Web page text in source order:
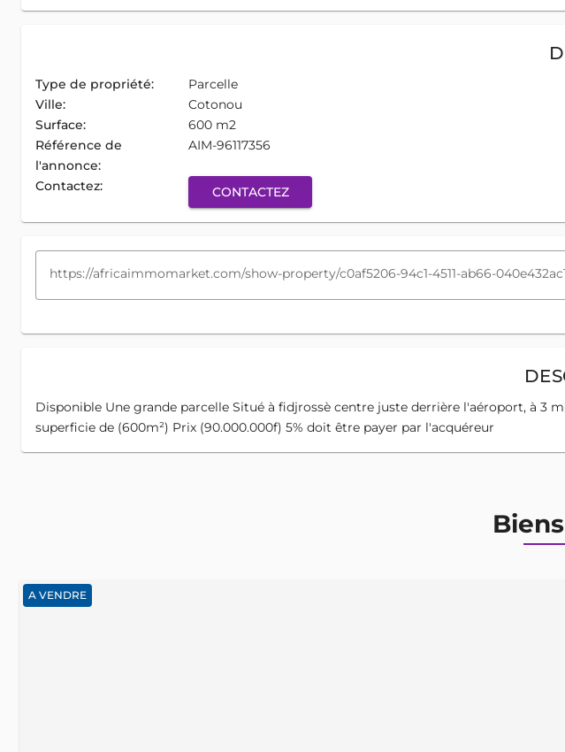
Type de propriété: Parcelle
Ville:
Cotonou
Surface:
600 m2
Référence de
l'annonce:
AIM-96117356
Contactez: CONTACTEZ
Disponible Une grande parcelle Situé à fidjrossè centre juste derrière l'aéroport, à
superficie de (600m²) Prix (90.000.000f) 5% doit être payer par l'acquéreur
A VENDRE